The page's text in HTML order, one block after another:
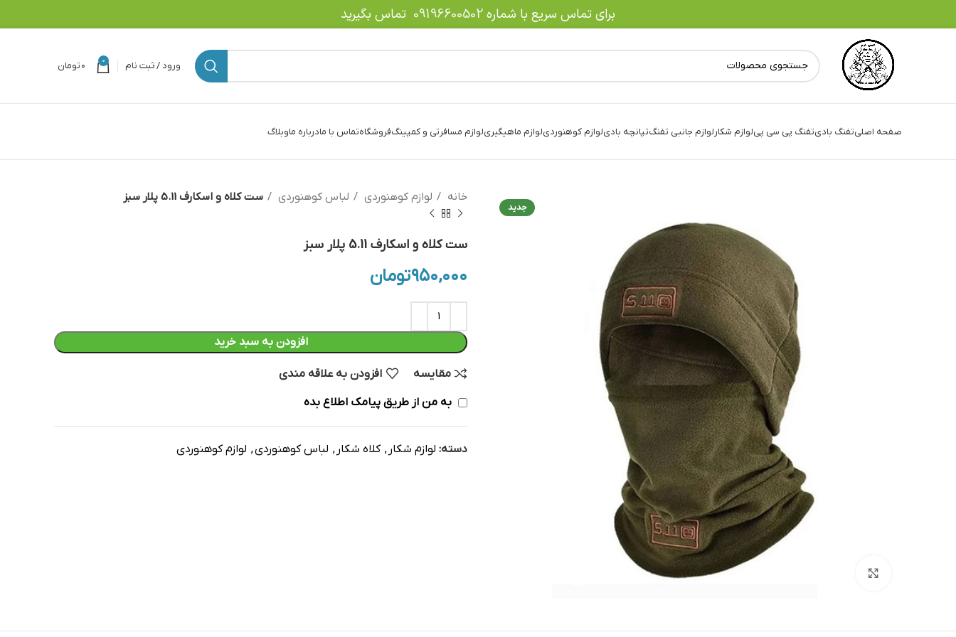
برای تماس سریع با شماره09196600502 تماس بگیرید
ورود / ثبت نام 0 ۰تومان
صفحه اصلیتفنگ بادیتفنگ پی سی پیلوازم شکارلوازم جانبی تفنگتپانچه بادیلوازم کوهنوردیلوازم ماهیگیریلوازم مسافرتی و کمپینگفروشگاهتماس با مادرباره ماوبلاگ
جدید
خانه لوازم کوهنوردی لباس کوهنوردی ست کلاه و اسکارف 5.11 پلار سبز
ست کلاه و اسکارف 5.11 پلار سبز
۹۵۰,۰۰۰تومان
افزودن به سبد خرید
مقایسه افزودن به علاقه مندی
به من از طریق پیامک اطلاع بده
دسته: لوازم شکار , کلاه شکار , لباس کوهنوردی, لوازم کوهنوردی